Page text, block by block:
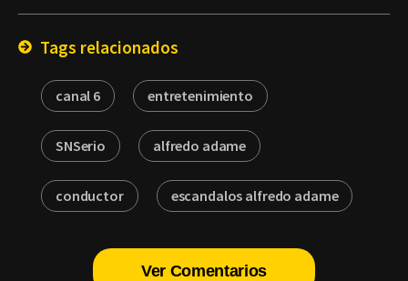
Tags relacionados
canal 6 entretenimiento
SNSerio alfredo adame
conductor escandalos alfredo adame
Ver Comentarios